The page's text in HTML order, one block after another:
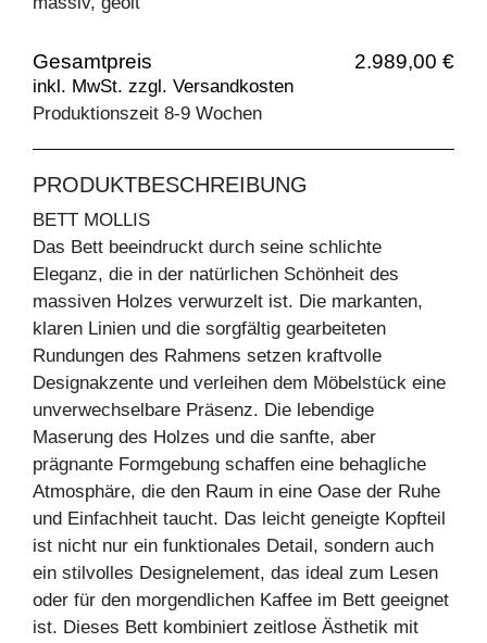
Gesamtpreis 2.989,00 €
inkl. MwSt. zzgl. Versandkosten
Produktionszeit 8-9 Wochen
PRODUKTBESCHREIBUNG
BETT MOLLIS
Das Bett beeindruckt durch seine schlichte
Eleganz, die in der natürlichen Schönheit des
massiven Holzes verwurzelt ist. Die markanten,
klaren Linien und die sorgfältig gearbeiteten
Rundungen des Rahmens setzen kraftvolle
Designakzente und verleihen dem Möbelstück eine
unverwechselbare Präsenz. Die lebendige
Maserung des Holzes und die sanfte, aber
prägnante Formgebung schaffen eine behagliche
Atmosphäre, die den Raum in eine Oase der Ruhe
und Einfachheit taucht. Das leicht geneigte Kopfteil
ist nicht nur ein funktionales Detail, sondern auch
ein stilvolles Designelement, das ideal zum Lesen
oder für den morgendlichen Kaffee im Bett geeignet
ist. Dieses Bett kombiniert zeitlose Ästhetik mit